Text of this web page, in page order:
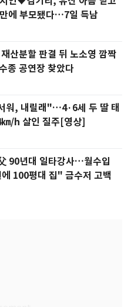
에 부모됐다…7일 득남
산분할 판결 뒤 노소영 깜짝
종 공연장 찾았다
워, 내릴래"…4·6세 두 딸 태
/h 살인 질주[영상]
90년대 일타강사…월수입
100평대 집" 금수저 고백